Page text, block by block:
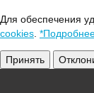
Для обеспечения
cookies
Принять